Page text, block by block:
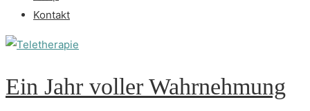
Kontakt
Ein Jahr voller Wahrnehmung